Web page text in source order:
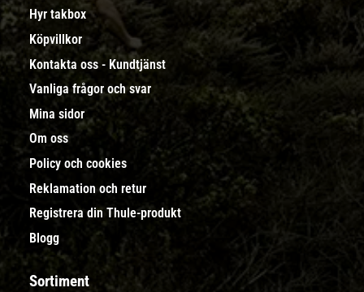
Hyr takbox
Köpvillkor
Kontakta oss - Kundtjänst
Vanliga frågor och svar
Mina sidor
Om oss
Policy och cookies
Reklamation och retur
Registrera din Thule-produkt
Blogg
Sortiment